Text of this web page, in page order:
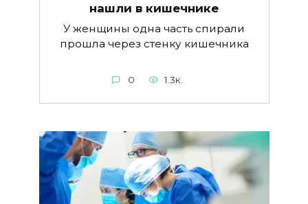
нашли в кишечнике
У женщины одна часть спирали
прошла через стенку кишечника
0 1.3к.